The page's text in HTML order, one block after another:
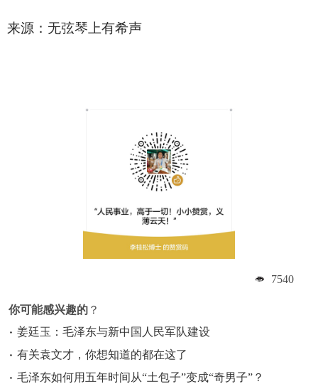
来源：无弦琴上有希声
7540
你可能感兴趣的 ？
姜廷玉：毛泽东与新中国人民军队建设
有关袁文才，你想知道的都在这了
毛泽东如何用五年时间从“土包子”变成“奇男子”？